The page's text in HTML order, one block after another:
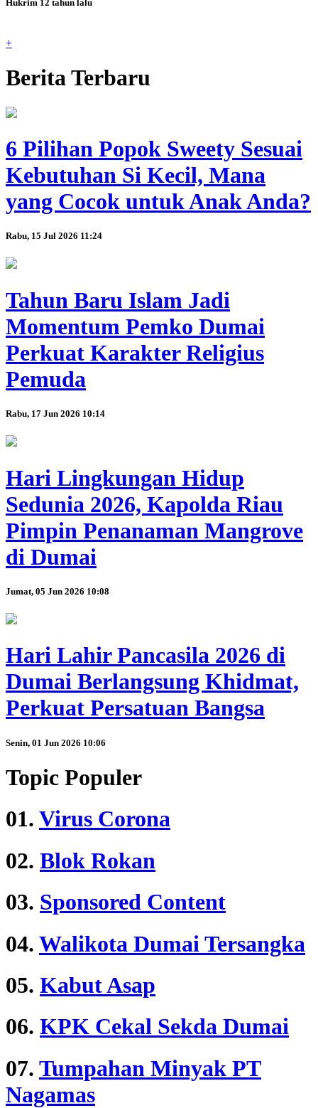
Hukrim 12 tahun lalu
+
Berita Terbaru
6 Pilihan Popok Sweety Sesuai
Kebutuhan Si Kecil, Mana
yang Cocok untuk Anak Anda?
Rabu, 15 Jul 2026 11:24
Tahun Baru Islam Jadi
Momentum Pemko Dumai
Perkuat Karakter Religius
Pemuda
Rabu, 17 Jun 2026 10:14
Hari Lingkungan Hidup
Sedunia 2026, Kapolda Riau
Pimpin Penanaman Mangrove
di Dumai
Jumat, 05 Jun 2026 10:08
Hari Lahir Pancasila 2026 di
Dumai Berlangsung Khidmat,
Perkuat Persatuan Bangsa
Senin, 01 Jun 2026 10:06
Topic Populer
01. Virus Corona
02. Blok Rokan
03. Sponsored Content
04. Walikota Dumai Tersangka
05. Kabut Asap
06. KPK Cekal Sekda Dumai
07. Tumpahan Minyak PT
Nagamas